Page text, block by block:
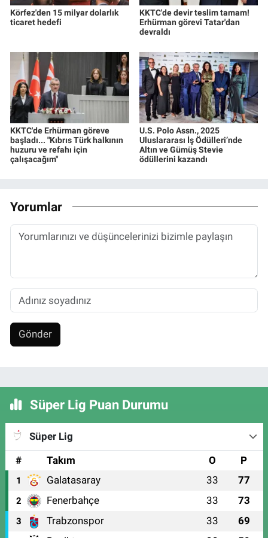
Körfez'den 15 milyar dolarlık
ticaret hedefi
KKTC'de devir teslim tamam!
Erhürman görevi Tatar'dan
devraldı
KKTC'de Erhürman göreve
başladı... "Kıbrıs Türk halkının
huzuru ve refahı için
çalışacağım"
U.S. Polo Assn., 2025
Uluslararası İş Ödülleri’nde
Altın ve Gümüş Stevie
ödüllerini kazandı
Yorumlar
Gönder
Süper Lig Puan Durumu
Süper Lig
#
Takım O P
1 Galatasaray 33 77
2 Fenerbahçe 33 73
3 Trabzonspor 33 69